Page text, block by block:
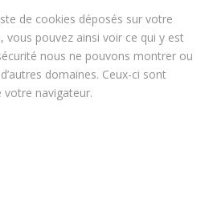
de cookies déposés sur votre
pouvez ainsi voir ce qui y est
nous ne pouvons montrer ou
domaines. Ceux-ci sont
votre navigateur.